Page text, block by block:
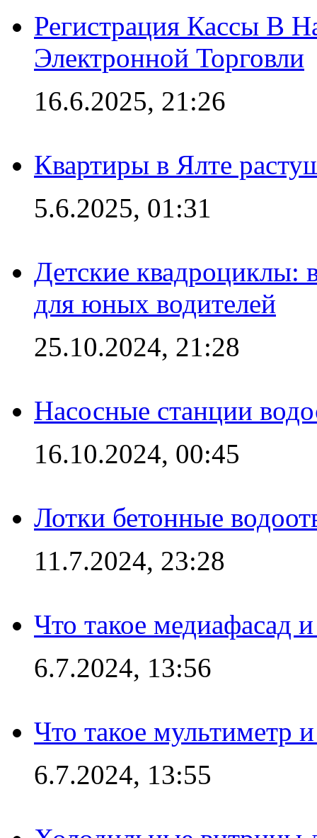
Регистрация Кассы В
Электронной Торговли
16.6.2025, 21:26
Квартиры в Ялте
5.6.2025, 01:31
Детские квадроциклы:
для юных водителей
25.10.2024, 21:28
Насосные станции
16.10.2024, 00:45
Лотки бетонные
11.7.2024, 23:28
Что такое медиафасад
6.7.2024, 13:56
Что такое мультиметр
6.7.2024, 13:55